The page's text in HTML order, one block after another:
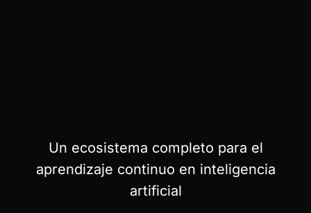
Un ecosistema completo para el
aprendizaje continuo en inteligencia
artificial